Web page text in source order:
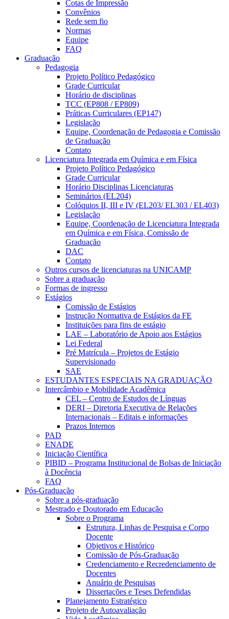
Cotas de Impressão
Convênios
Rede sem fio
Normas
Equipe
FAQ
Graduação
Pedagogia
Projeto Político Pedagógico
Grade Curricular
Horário de disciplinas
TCC (EP808 / EP809)
Práticas Curriculares (EP147)
Legislação
Equipe, Coordenação de Pedagogia e Comissão
de Graduação
Contato
Licenciatura Integrada em Química e em Física
Projeto Político Pedagógico
Grade Curricular
Horário Disciplinas Licenciaturas
Seminários (EL204)
Colóquios II, III e IV (EL203/ EL303 / EL403)
Legislação
Equipe, Coordenação de Licenciatura Integrada
em Química e em Física, Comissão de
Graduação
DAC
Contato
Outros cursos de licenciaturas na UNICAMP
Sobre a graduação
Formas de ingresso
Estágios
Comissão de Estágios
Instrução Normativa de Estágios da FE
Instituições para fins de estágio
LAE – Laboratório de Apoio aos Estágios
Lei Federal
Pré Matrícula – Projetos de Estágio
Supervisionado
SAE
ESTUDANTES ESPECIAIS NA GRADUAÇÃO
Intercâmbio e Mobilidade Acadêmica
CEL – Centro de Estudos de Línguas
DERI – Diretoria Executiva de Relações
Internacionais – Editais e informações
Prazos Internos
PAD
ENADE
Iniciação Científica
PIBID – Programa Institucional de Bolsas de Iniciação
à Docência
FAQ
Pós-Graduação
Sobre a pós-graduação
Mestrado e Doutorado em Educação
Sobre o Programa
Estrutura, Linhas de Pesquisa e Corpo
Docente
Objetivos e Histórico
Comissão de Pós-Graduação
Credenciamento e Recredenciamento de
Docentes
Anuário de Pesquisas
Dissertações e Teses Defendidas
Planejamento Estratégico
Projeto de Autoavaliação